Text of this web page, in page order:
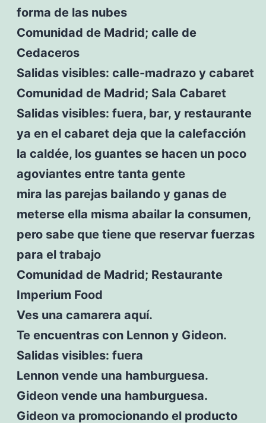
forma de las nubes
Comunidad de Madrid; calle de
Cedaceros
Salidas visibles: calle-madrazo y cabaret
Comunidad de Madrid; Sala Cabaret
Salidas visibles: fuera, bar, y restaurante
ya en el cabaret deja que la calefacción
la caldée, los guantes se hacen un poco
agoviantes entre tanta gente
mira las parejas bailando y ganas de
meterse ella misma abailar la consumen,
pero sabe que tiene que reservar fuerzas
para el trabajo
Comunidad de Madrid; Restaurante
Imperium Food
Ves una camarera aquí.
Te encuentras con Lennon y Gideon.
Salidas visibles: fuera
Lennon vende una hamburguesa.
Gideon vende una hamburguesa.
Gideon va promocionando el producto